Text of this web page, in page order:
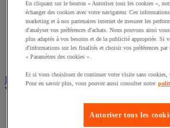
Boîte à monnaie
Compteuse-trieuse et détecteur de
Monnaie et compteuse-trieuse
Scanner de code-barre et accessoires
Terminal de paiement
Informatique et multimédia
Voir toute la catégorie
Accessoires PC, ordinateur portable et
Bagagerie informatique
En cliquant sur le bouton « Autoriser tous les cookies »,
échanger des cookies avec votre navigateur. Ces
marketing et à nos partenaires internet de mesurer les
d'analyser vos préférences d'achats. Nous pouvons ainsi
plus adaptés à vos besoins et de la publicité appropriée. Si
d'informations sur les finalités et choisir vos préférences
« Paramètres des cookies ».
Et si vous choisissez de continuer votre visite sans cookies,
Pour en savoir plus, vous pouvez aussi consulter notre
Autoriser tous les